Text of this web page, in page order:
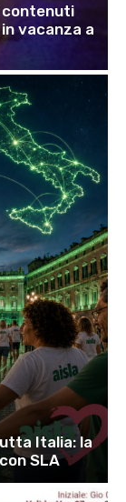
contenuti
vacanza a
Italia: la
SLA